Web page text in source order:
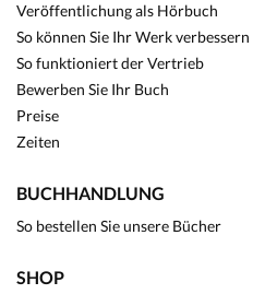
Veröffentlichung als Hörbuch
So können Sie Ihr Werk verbessern
So funktioniert der Vertrieb
Bewerben Sie Ihr Buch
Preise
Zeiten
BUCHHANDLUNG
So bestellen Sie unsere Bücher
SHOP